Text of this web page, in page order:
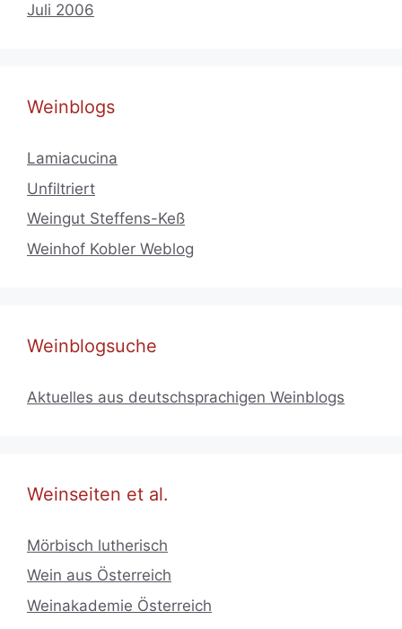
Juli 2006
Weinblogs
Lamiacucina
Unfiltriert
Weingut Steffens-Keß
Weinhof Kobler Weblog
Weinblogsuche
Aktuelles aus deutschsprachigen Weinblogs
Weinseiten et al.
Mörbisch lutherisch
Wein aus Österreich
Weinakademie Österreich